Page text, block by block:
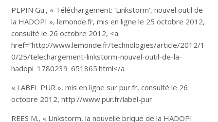
PEPIN Gu., « Téléchargement: ‘Linkstorm’, nouvel outil de
la HADOPI », lemonde.fr, mis en ligne le 25 octobre 2012,
consulté le 26 octobre 2012, <a
href=”http://www.lemonde.fr/technologies/article/2012/1
0/25/telechargement-linkstorm-nouvel-outil-de-la-
hadopi_1780239_651865.html</a
« LABEL PUR », mis en ligne sur pur.fr, consulté le 26
octobre 2012, http://www.pur.fr/label-pur
REES M., « Linkstorm, la nouvelle brique de la HADOPI